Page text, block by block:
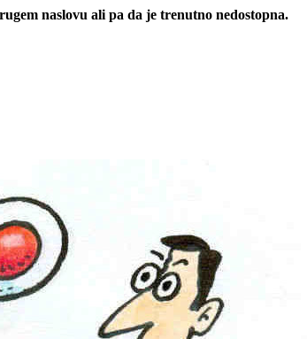
naslovu ali pa da je trenutno nedostopna.